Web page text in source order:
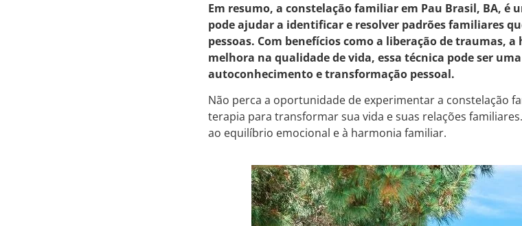
Em resumo, a constelação familiar em Pau Brasil, BA,
pode ajudar a identificar e resolver padrões familiares
pessoas. Com benefícios como a liberação de traumas,
melhora na qualidade de vida, essa técnica pode ser
autoconhecimento e transformação pessoal.
Não perca a oportunidade de experimentar a constelação
terapia para transformar sua vida e suas relações
ao equilíbrio emocional e à harmonia familiar.